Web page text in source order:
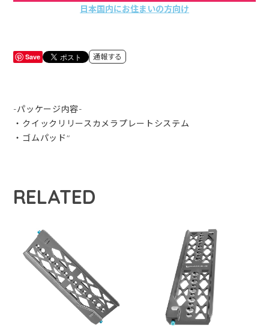
日本国内にお住まいの方向け
Save 通報する
-パッケージ内容-
・クイックリリースカメラプレートシステム
・ゴムパッド"
RELATED